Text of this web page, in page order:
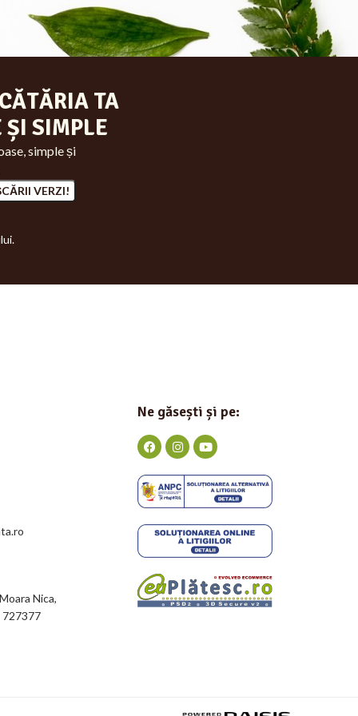
TA
ȘI SIMPLE
simple și
Nica,
727377
Ne găsești și pe: